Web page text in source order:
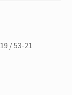
/ 53-21